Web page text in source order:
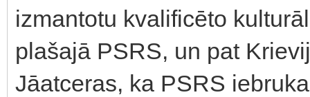
izmantotu kvalificēto
plašajā PSRS, un pat
Jāatceras, ka PSRS